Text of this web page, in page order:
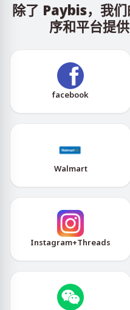
除了 Paybis，我
序和平台提
facebook
Walmart
Instagram+Threads